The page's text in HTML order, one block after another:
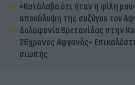
«Κατάλαβα ότι ήταν η φίλη
αποκάλυψη της συζύγου του
Δολοφονία Βρετανίδας στην
26χρονος Αφγανός-
σιωπής